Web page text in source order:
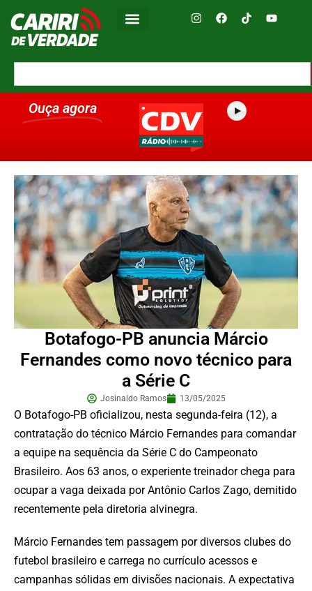
Ouça agora
Botafogo-PB anuncia Márcio
Fernandes como novo técnico para
a Série C
Josinaldo Ramos 13/05/2025
O Botafogo-PB oficializou, nesta segunda-feira (12), a
contratação do técnico Márcio Fernandes para comandar
a equipe na sequência da Série C do Campeonato
Brasileiro. Aos 63 anos, o experiente treinador chega para
ocupar a vaga deixada por Antônio Carlos Zago, demitido
recentemente pela diretoria alvinegra.
Márcio Fernandes tem passagem por diversos clubes do
futebol brasileiro e carrega no currículo acessos e
campanhas sólidas em divisões nacionais. A expectativa